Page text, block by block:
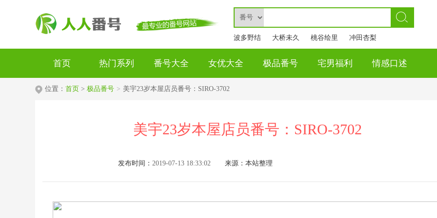
波多野结
大桥未久
桃谷绘里
冲田杏梨
首页 热门系列 番号大全 女优大全 极品番号 宅男福利 情感口述
位置： 首页 > 极品番号 > 美宇23岁本屋店员番号：SIRO-3702
美宇23岁本屋店员番号：SIRO-3702
发布时间： 2019-07-13 18:33:02 来源：本站整理